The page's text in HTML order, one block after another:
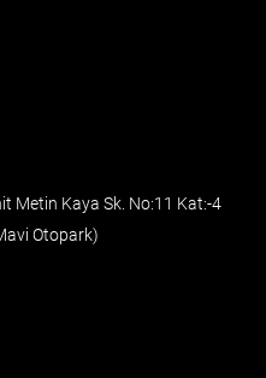
Metin Kaya Sk. No:11 Kat:-4
Otopark)